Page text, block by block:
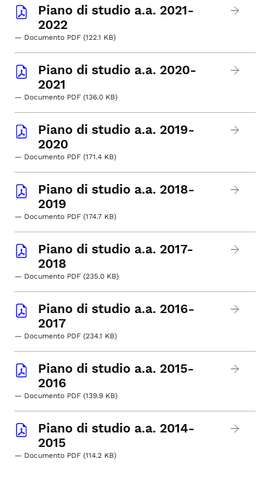
Piano di studio a.a. 2021-
2022
— Documento PDF (122.1 KB)
Piano di studio a.a. 2020-
2021
— Documento PDF (136.0 KB)
Piano di studio a.a. 2019-
2020
— Documento PDF (171.4 KB)
Piano di studio a.a. 2018-
2019
— Documento PDF (174.7 KB)
Piano di studio a.a. 2017-
2018
— Documento PDF (235.0 KB)
Piano di studio a.a. 2016-
2017
— Documento PDF (234.1 KB)
Piano di studio a.a. 2015-
2016
— Documento PDF (139.9 KB)
Piano di studio a.a. 2014-
2015
— Documento PDF (114.2 KB)